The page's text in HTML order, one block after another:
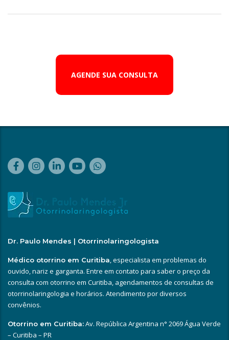
AGENDE SUA CONSULTA
Dr. Paulo Mendes | Otorrinolaringologista
Médico otorrino em Curitiba, especialista em problemas do
ouvido, nariz e garganta. Entre em contato para saber o preço da
consulta com otorrino em Curitiba, agendamentos de consultas de
otorrinolaringologia e horários. Atendimento por diversos
convênios.
Otorrino em Curitiba:Av. República Argentina n° 2069 Água Verde
– Curitiba – PR